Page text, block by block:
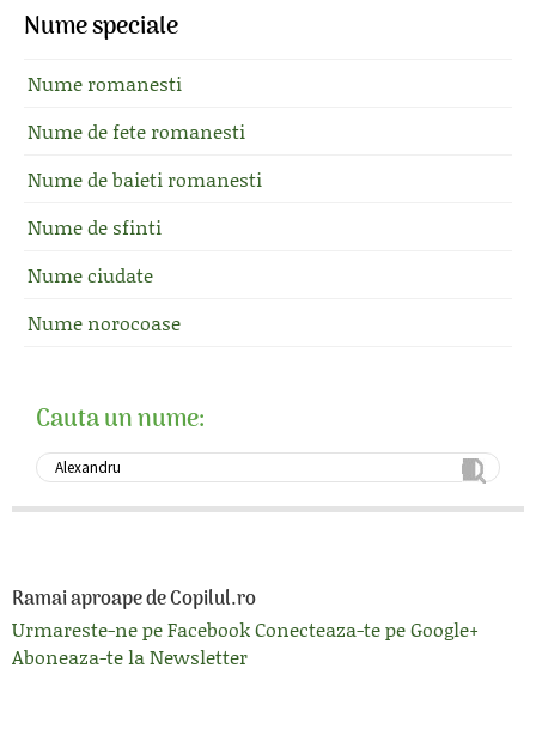
Nume speciale
Nume romanesti
Nume de fete romanesti
Nume de baieti romanesti
Nume de sfinti
Nume ciudate
Nume norocoase
Cauta un nume:
Ramai aproape de Copilul.ro
Urmareste-ne pe FacebookConecteaza-te pe Google+
Aboneaza-te la Newsletter